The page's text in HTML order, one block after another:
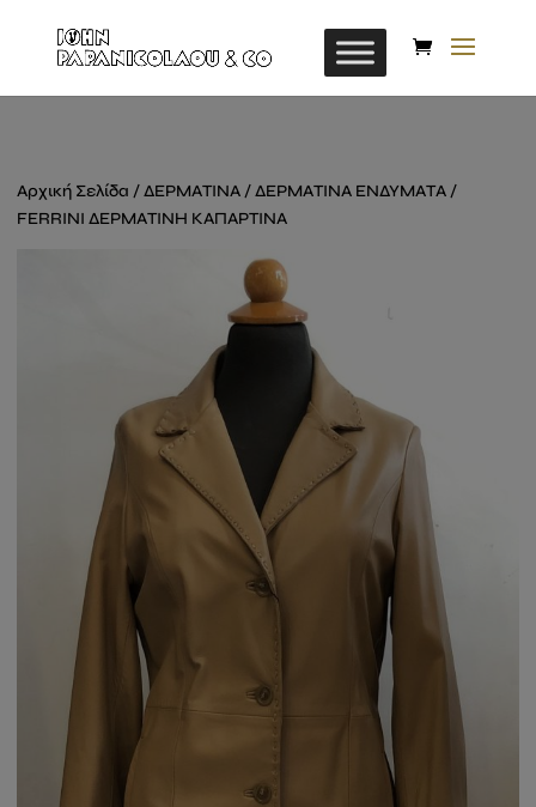
Αρχική Σελίδα /ΔΕΡΜΑΤΙΝΑ /ΔΕΡΜΑΤΙΝΑ ΕΝΔΥΜΑΤΑ /
FERRINI ΔΕΡΜΑΤΙΝΗ ΚΑΠΑΡΤΙΝΑ